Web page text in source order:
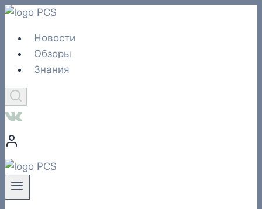
Перейти
содержимому
Новости
Обзоры
Знания